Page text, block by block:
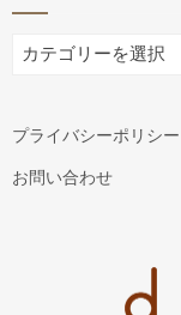
BLOG
プライバシーポリシー
お問い合わせ